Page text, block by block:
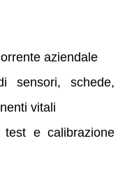
aziendale
sensori, schede,
vitali
test e calibrazione